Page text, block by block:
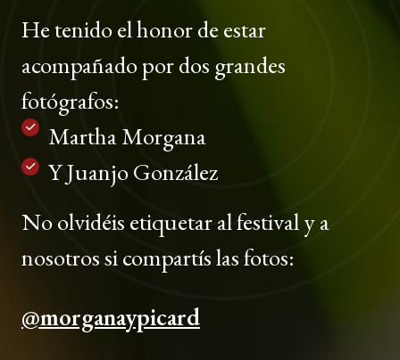
He tenido el honor de estar
acompañado por dos grandes
fotógrafos:
Martha Morgana
Y Juanjo González
No olvidéis etiquetar al festival y a
nosotros si compartís las fotos:
@morganaypicard